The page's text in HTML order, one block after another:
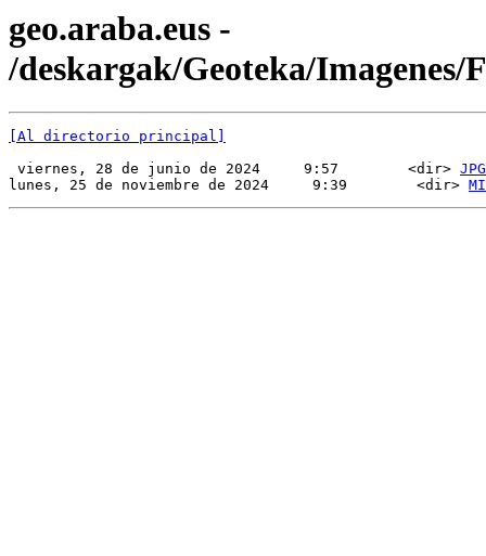
geo.araba.eus -
/deskargak/Geoteka/Imagenes/
[Al directorio principal]
viernes, 28 de junio de 2024     9:57        <dir> JPG
lunes, 25 de noviembre de 2024     9:39        <dir>